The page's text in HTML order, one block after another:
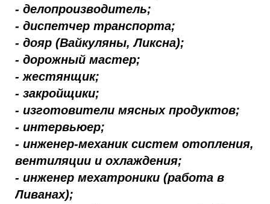
- делопроизводитель;
- диспетчер транспорта;
- дояр (Вайкуляны, Ликсна);
- дорожный мастер;
- жестянщик;
- закройщики;
- изготовители мясных продуктов;
- интервьюер;
- инженер-механик систем отопления,
вентиляции и охлаждения;
- инженер мехатроники (работа в
Ливанах);